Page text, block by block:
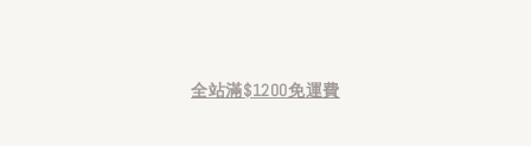
全站滿$1200免運費